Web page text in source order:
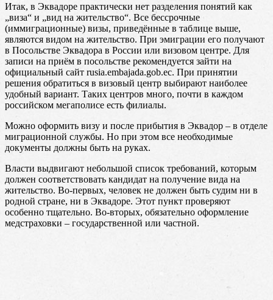
Итак, в Эквадоре практически нет разделения понятий как
„виза“ и „вид на жительство“. Все бессрочные
(иммиграционные) визы, приведённые в таблице выше,
являются видом на жительство. При эмиграции его получают
в Посольстве Эквадора в России или визовом центре. Для
записи на приём в посольстве рекомендуется зайти на
официальный сайт rusia.embajada.gob.ec. При принятии
решения обратиться в визовый центр выбирают наиболее
удобный вариант. Таких центров много, почти в каждом
российском мегаполисе есть филиалы.
Можно оформить визу и после прибытия в Эквадор – в отделе
миграционной службы. Но при этом все необходимые
документы должны быть на руках.
Власти выдвигают небольшой список требований, которым
должен соответствовать кандидат на получение вида на
жительство. Во-первых, человек не должен быть судим ни в
родной стране, ни в Эквадоре. Этот пункт проверяют
особенно тщательно. Во-вторых, обязательно оформление
медстраховки – государственной или частной.